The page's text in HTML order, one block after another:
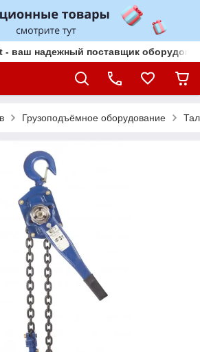
- ваш надежный поставщик
Грузоподъёмное оборудование